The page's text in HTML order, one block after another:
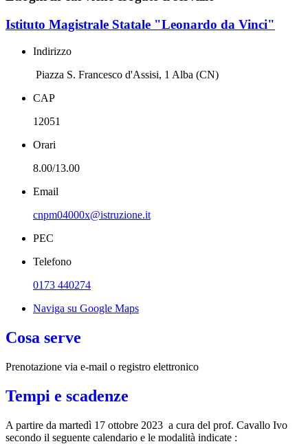
Istituto Magistrale Statale "Leonardo da Vinci"
Indirizzo
Piazza S. Francesco d'Assisi, 1 Alba (CN)
CAP
12051
Orari
8.00/13.00
Email
cnpm04000x@istruzione.it
PEC
Telefono
0173 440274
Naviga su Google Maps
Cosa serve
Prenotazione via e-mail o registro elettronico
Tempi e scadenze
A partire da martedì 17 ottobre 2023 a cura del prof. Cavallo Ivo
secondo il seguente calendario e le modalità indicate :